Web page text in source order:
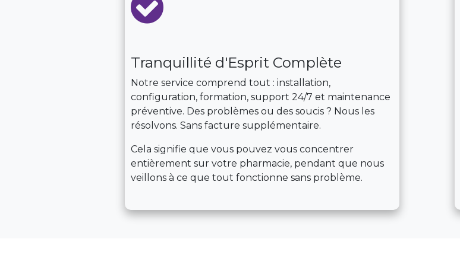
Tranquillité d'Esprit Complète
Notre service comprend tout : installation,
configuration, formation, support 24/7 et maintenance
préventive. Des problèmes ou des soucis ? Nous les
résolvons. Sans facture supplémentaire.
Cela signifie que vous pouvez vous concentrer
entièrement sur votre pharmacie, pendant que nous
veillons à ce que tout fonctionne sans problème.